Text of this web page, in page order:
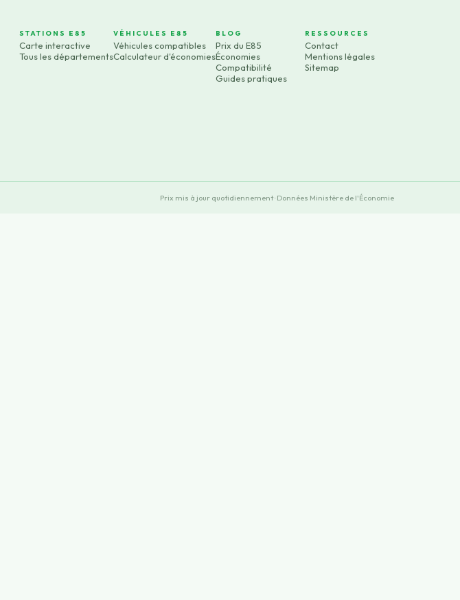
STATIONS E85
Carte interactive
Tous les départements
VÉHICULES E85
Véhicules compatibles
Calculateur d'économies
BLOG
Prix du E85
Économies
Compatibilité
Guides pratiques
RESSOURCES
Contact
Mentions légales
Sitemap
Prix mis à jour quotidiennement · Données Ministère de l'Économie